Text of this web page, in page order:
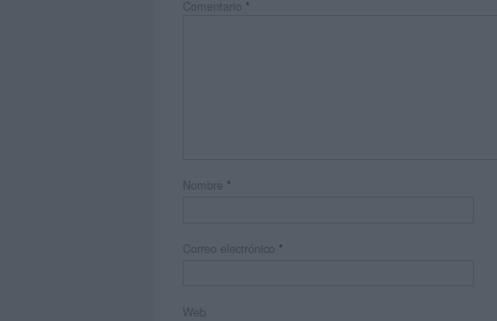
Comentario *
Nombre *
Correo electrónico *
Web